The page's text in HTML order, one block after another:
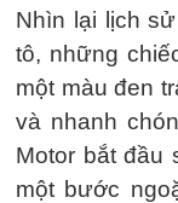
Nhìn lại lịch
tô, những
một màu đen
và nhanh
Motor bắt đầu
một bước